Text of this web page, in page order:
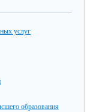
услуг
образования